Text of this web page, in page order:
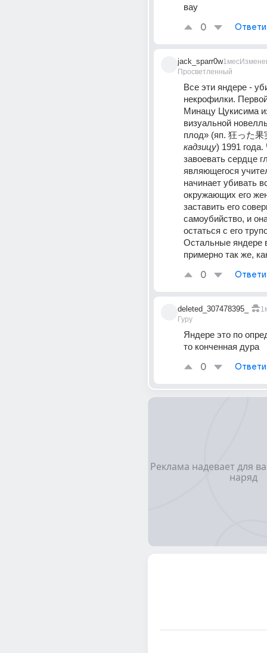
вау
0
jack_sparr0w
Просветленный
1мес
Все эти яндере -
некрофилки.
Минацу Цукисима
визуальной
плод» (яп. 狂った
кадзицу) 1991
завоевать сердце
являющегося
начинает убивать
окружающих его
заставить его
самоубийство, и
остаться с его
Остальные яндере
примерно так же,
0
deleted_307478395_
Гуру
Яндере это по
то конченная дура
0